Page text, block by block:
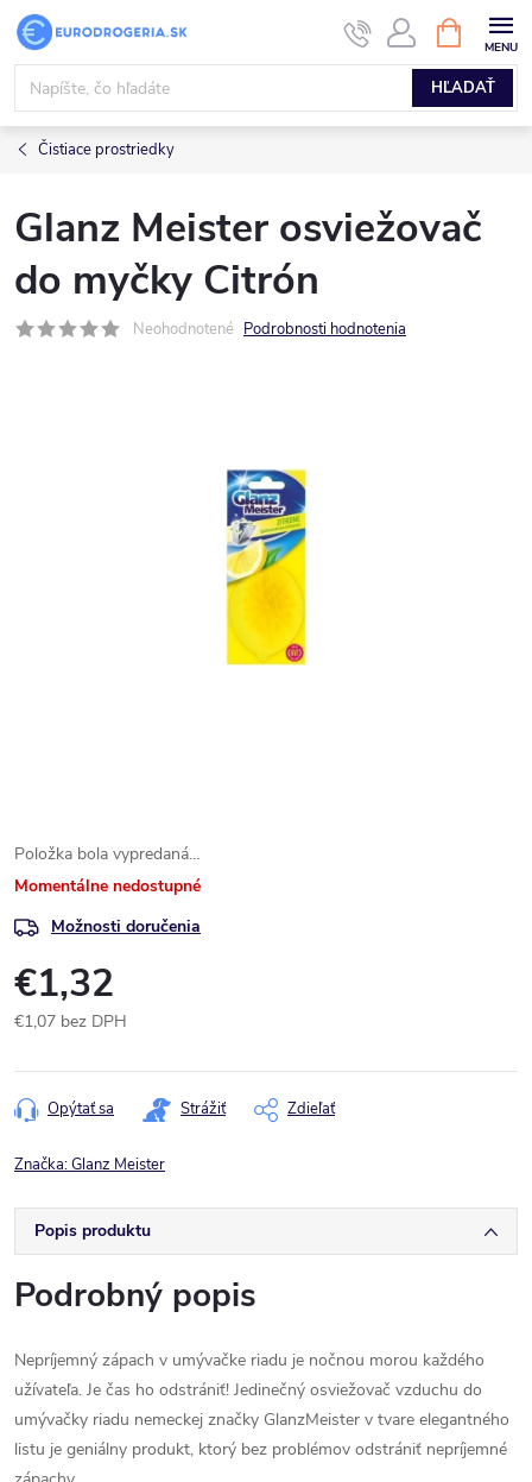
Prejsť
obsah
HĽADAŤ
KOŠÍK
Čistiace prostriedky
Glanz Meister osviežovač
do myčky Citrón
Neohodnotené Podrobnosti hodnotenia
Položka bola vypredaná…
Momentálne nedostupné
Možnosti doručenia
€1,32
€1,07 bez DPH
cena:
Opýtať sa Strážiť Zdieľať
Značka:Glanz Meister
Popis produktu
Podrobný popis
Nepríjemný zápach v umývačke riadu je nočnou morou každého
užívateľa. Je čas ho odstrániť! Jedinečný osviežovač vzduchu do
umývačky riadu nemeckej značky GlanzMeister v tvare elegantného
listu je geniálny produkt, ktorý bez problémov odstrániť nepríjemné